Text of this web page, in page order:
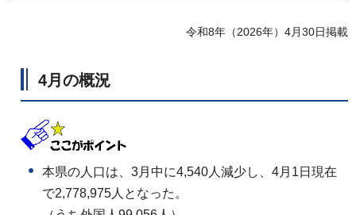
令和8年（2026年）4月30日掲載
4月の概況
本県の人口は、3月中に4,540人減少し、4月1日現在
で2,778,975人となった。